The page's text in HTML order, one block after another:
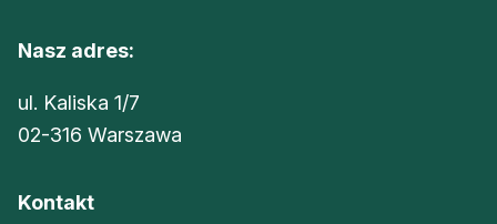
Nasz adres:
ul. Kaliska 1/7
02-316 Warszawa
Kontakt